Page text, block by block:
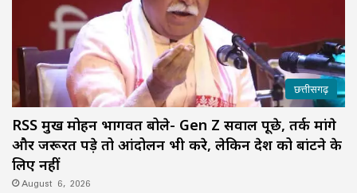
छत्तीसगढ़
RSS प्रमुख मोहन भागवत बोले- Gen Z सवाल पूछे, तर्क मांगे
और जरूरत पड़े तो आंदोलन भी करे, लेकिन देश को बांटने के
लिए नहीं
August 6, 2026